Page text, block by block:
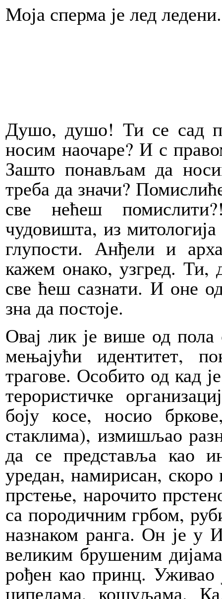
Моја сперма је лед ледени.
Душо, душо! Ти се сад
носим наочаре? И с
Зашто понављам да
треба да значи?
све нећеш
чудовишта, из
глупости. Анђели и
кажем онако, узгред.
све ћеш сазнати. И оне
зна да постоје.
Овај лик је више од пола
мењајући идентитет,
трагове. Особито од кад
терористичке
боју косе, носио
стаклима), измишљао
да се представља као
уредан, намирисан,
прстење, нарочито
са породичним грбом,
назнаком ранга. Он је у
великим брушеним
рођен као принц. Уживао
ципелама, кошуљама.